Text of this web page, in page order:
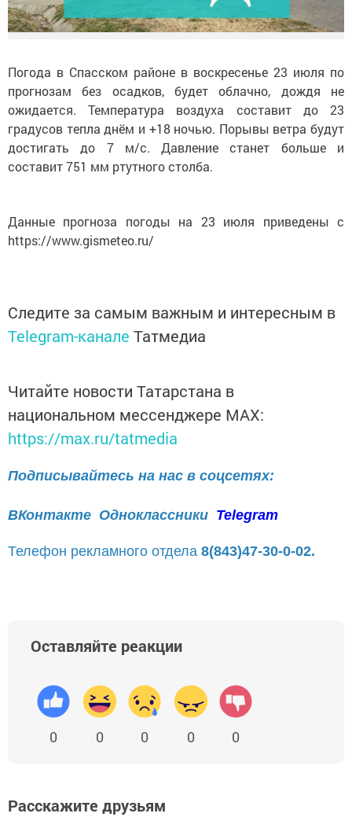
Погода в Спасском районе в воскресенье 23 июля по
прогнозам без осадков, будет облачно, дождя не
ожидается. Температура воздуха составит до 23
градусов тепла днём и +18 ночью. Порывы ветра будут
достигать до 7 м/с. Давление станет больше и
составит 751 мм ртутного столба.
Данные прогноза погоды на 23 июля приведены с
https://www.gismeteo.ru/
Следите за самым важным и интересным в
Telegram-канале Татмедиа
Читайте новости Татарстана в
национальном мессенджере MАХ:
https://max.ru/tatmedia
Подписывайтесь на нас в соцсетях:
ВКонтакте Одноклассники Telegram
Телефон рекламного отдела 8(843)47-30-0-02.
Оставляйте реакции
0 0 0 0 0
Расскажите друзьям